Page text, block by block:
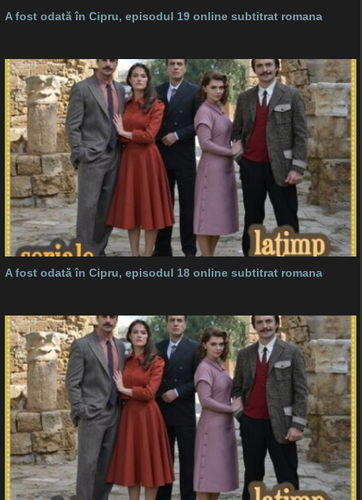
A fost odată în Cipru, episodul 19 online subtitrat romana
A fost odată în Cipru, episodul 18 online subtitrat romana